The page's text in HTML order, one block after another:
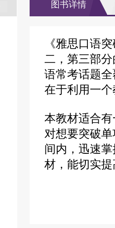
图书详情
《雅思口语
二，第三部
语常考话题
在于利用一
本教材适合
对想要突破
间内，迅速
材，能切实